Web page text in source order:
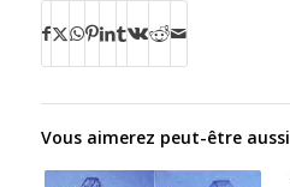
Vous aimerez peut-être aussi